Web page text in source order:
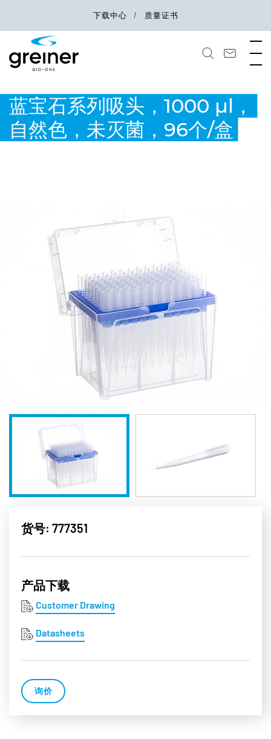
下载中心 质量证书
蓝宝石系列吸头，1000 µl，
自然色，未灭菌，96个/盒
货号: 777351
产品下载
Customer Drawing
Datasheets
询价